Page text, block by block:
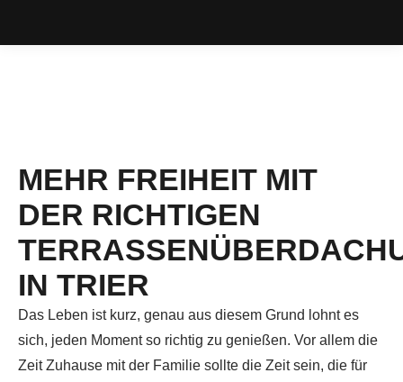
MEHR FREIHEIT MIT
DER RICHTIGEN
IN TRIER
Das Leben ist kurz, genau aus diesem Grund lohnt es
sich, jeden Moment so richtig zu genießen. Vor allem die
Zeit Zuhause mit der Familie sollte die Zeit sein, die für